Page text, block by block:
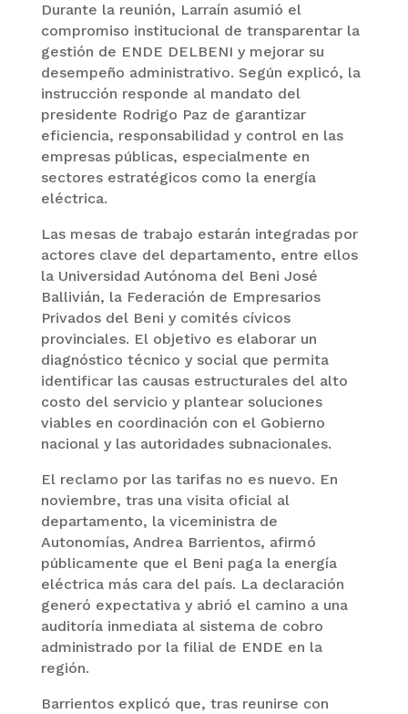
Durante la reunión, Larraín asumió el
compromiso institucional de transparentar la
gestión de ENDE DELBENI y mejorar su
desempeño administrativo. Según explicó, la
instrucción responde al mandato del
presidente Rodrigo Paz de garantizar
eficiencia, responsabilidad y control en las
empresas públicas, especialmente en
sectores estratégicos como la energía
eléctrica.
Las mesas de trabajo estarán integradas por
actores clave del departamento, entre ellos
la Universidad Autónoma del Beni José
Ballivián, la Federación de Empresarios
Privados del Beni y comités cívicos
provinciales. El objetivo es elaborar un
diagnóstico técnico y social que permita
identificar las causas estructurales del alto
costo del servicio y plantear soluciones
viables en coordinación con el Gobierno
nacional y las autoridades subnacionales.
El reclamo por las tarifas no es nuevo. En
noviembre, tras una visita oficial al
departamento, la viceministra de
Autonomías, Andrea Barrientos, afirmó
públicamente que el Beni paga la energía
eléctrica más cara del país. La declaración
generó expectativa y abrió el camino a una
auditoría inmediata al sistema de cobro
administrado por la filial de ENDE en la
región.
Barrientos explicó que, tras reunirse con